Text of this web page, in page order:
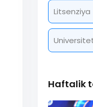
Litsenziya
Haftalik